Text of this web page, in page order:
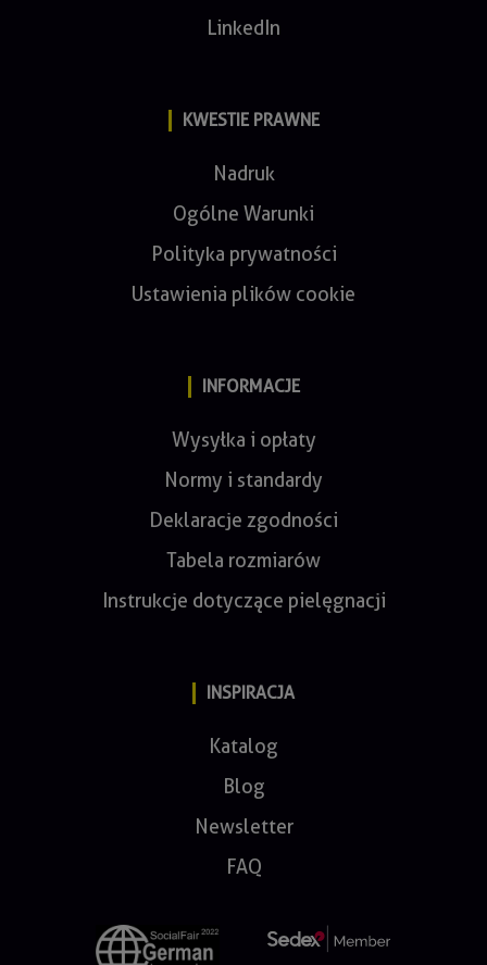
LinkedIn
KWESTIE PRAWNE
Nadruk
Ogólne Warunki
Polityka prywatności
Ustawienia plików cookie
INFORMACJE
Wysyłka i opłaty
Normy i standardy
Deklaracje zgodności
Tabela rozmiarów
Instrukcje dotyczące pielęgnacji
INSPIRACJA
Katalog
Blog
Newsletter
FAQ